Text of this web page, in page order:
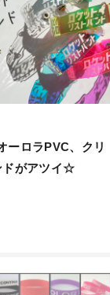
ーロラPVC、クリ
ドがアツイ☆